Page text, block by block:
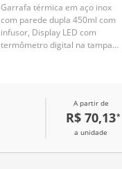
Garrafa térmica em aço inox
com parede dupla 450ml com
infusor, Display LED com
termômetro digital na tampa
A partir de
R$ 70,13*
a unidade